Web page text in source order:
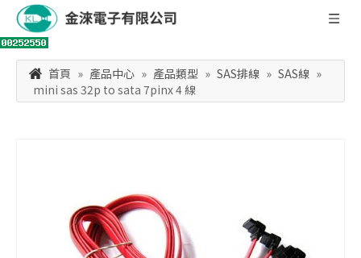
首頁 » 產品中心 » 產品類型 » SAS排線 » SAS線 »
mini sas 32p to sata 7pinx 4 線